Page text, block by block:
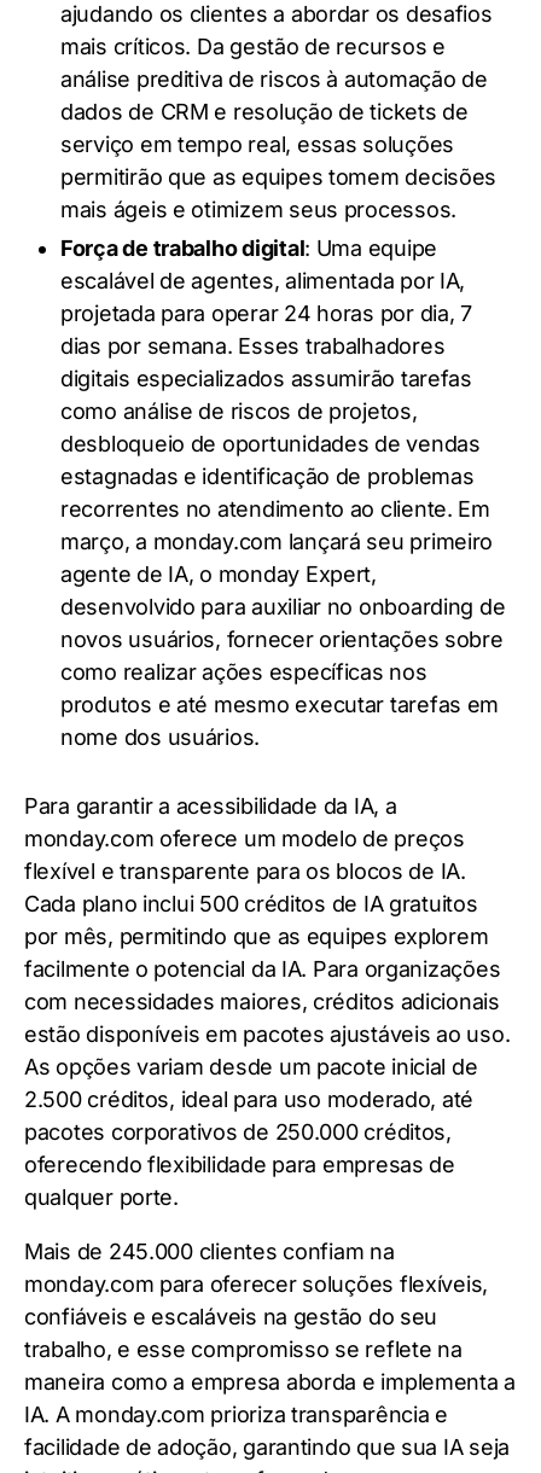
ajudando os clientes a abordar os desafios
mais críticos. Da gestão de recursos e
análise preditiva de riscos à automação de
dados de CRM e resolução de tickets de
serviço em tempo real, essas soluções
permitirão que as equipes tomem decisões
mais ágeis e otimizem seus processos.
Força de trabalho digital: Uma equipe
escalável de agentes, alimentada por IA,
projetada para operar 24 horas por dia, 7
dias por semana. Esses trabalhadores
digitais especializados assumirão tarefas
como análise de riscos de projetos,
desbloqueio de oportunidades de vendas
estagnadas e identificação de problemas
recorrentes no atendimento ao cliente. Em
março, a monday.com lançará seu primeiro
agente de IA, o monday Expert,
desenvolvido para auxiliar no onboarding de
novos usuários, fornecer orientações sobre
como realizar ações específicas nos
produtos e até mesmo executar tarefas em
nome dos usuários.
Para garantir a acessibilidade da IA, a
monday.com oferece um modelo de preços
flexível e transparente para os blocos de IA.
Cada plano inclui 500 créditos de IA gratuitos
por mês, permitindo que as equipes explorem
facilmente o potencial da IA. Para organizações
com necessidades maiores, créditos adicionais
estão disponíveis em pacotes ajustáveis ao uso.
As opções variam desde um pacote inicial de
2.500 créditos, ideal para uso moderado, até
pacotes corporativos de 250.000 créditos,
oferecendo flexibilidade para empresas de
qualquer porte.
Mais de 245.000 clientes confiam na
monday.com para oferecer soluções flexíveis,
confiáveis e escaláveis na gestão do seu
trabalho, e esse compromisso se reflete na
maneira como a empresa aborda e implementa a
IA. A monday.com prioriza transparência e
facilidade de adoção, garantindo que sua IA seja